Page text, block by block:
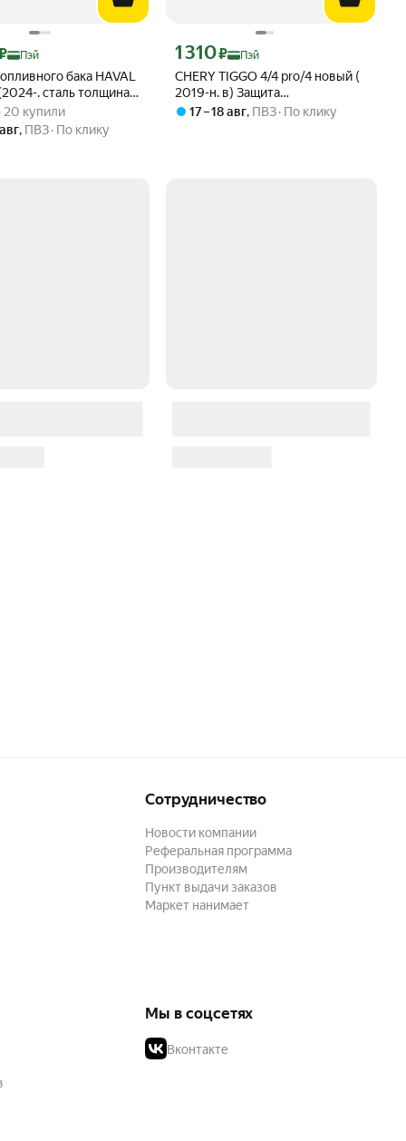
бака HAVAL
. сталь толщина 2
Яндекс Пэй 5949 ₽ вместо
Пэй
4.9 из 5
· 20 купили
20 купили
, ПВЗ По клику
CHERY TIGGO 4/4 pro/4 новый (
2019-н. в) Защита
Электропроводки
Цена с картой Яндекс Пэй 1310 ₽ вместо
1 310₽ Пэй
17 – 18 авг, ПВЗ По клику
Сотрудничество
Новости компании
Реферальная программа
Производителям
Пункт выдачи заказов
Маркет нанимает
Мы в соцсетях
Вконтакте